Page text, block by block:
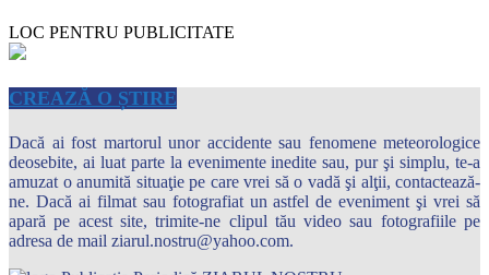
LOC PENTRU PUBLICITATE
CREAZĂ O ȘTIRE
Dacă ai fost martorul unor accidente sau fenomene meteorologice
deosebite, ai luat parte la evenimente inedite sau, pur şi simplu, te-a
amuzat o anumită situaţie pe care vrei să o vadă şi alţii, contactează-
ne. Dacă ai filmat sau fotografiat un astfel de eveniment şi vrei să
apară pe acest site, trimite-ne clipul tău video sau fotografiile pe
adresa de mail ziarul.nostru@yahoo.com.